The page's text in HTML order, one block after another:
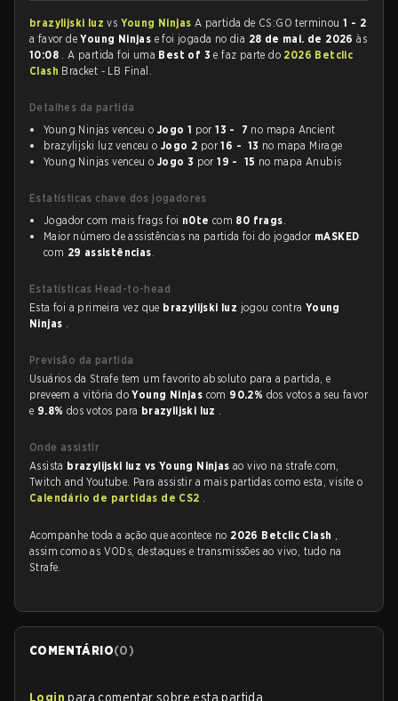
brazylijski luzvs Young Ninjas A partida de CS:GO terminou1 - 2
a favor deYoung Ninjas e foi jogada no dia 28 de mai. de 2026às
10:08 . A partida foi uma Best of 3e faz parte do 2026 Betclic
Clash Bracket - LB Final.
Detalhes da partida
Young Ninjas venceu o Jogo 1 por13 - 7 no mapa Ancient
brazylijski luz venceu o Jogo 2 por16 - 13 no mapa Mirage
Young Ninjas venceu o Jogo 3 por19 - 15 no mapa Anubis
Estatísticas chave dos jogadores
Jogador com mais frags foi n0te com 80 frags.
Maior número de assistências na partida foi do jogador mASKED
com 29 assistências.
Estatísticas Head-to-head
Esta foi a primeira vez que brazylijski luz jogou contra Young
Ninjas .
Previsão da partida
Usuários da Strafe tem um favorito absoluto para a partida, e
preveem a vitória doYoung Ninjas com 90.2% dos votos a seu favor
e 9.8% dos votos para brazylijski luz .
Onde assistir
Assista brazylijski luz vs Young Ninjasao vivo na strafe.com,
Twitch and Youtube. Para assistir a mais partidas como esta, visite o
Calendário de partidas de CS2 .
Acompanhe toda a ação que acontece no 2026 Betclic Clash ,
assim como as VODs, destaques e transmissões ao vivo, tudo na
Strafe.
COMENTÁRIO(0)
Login para comentar sobre esta partida